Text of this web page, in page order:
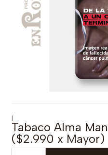
|
Tabaco Alma
($2.990 x Mayor)